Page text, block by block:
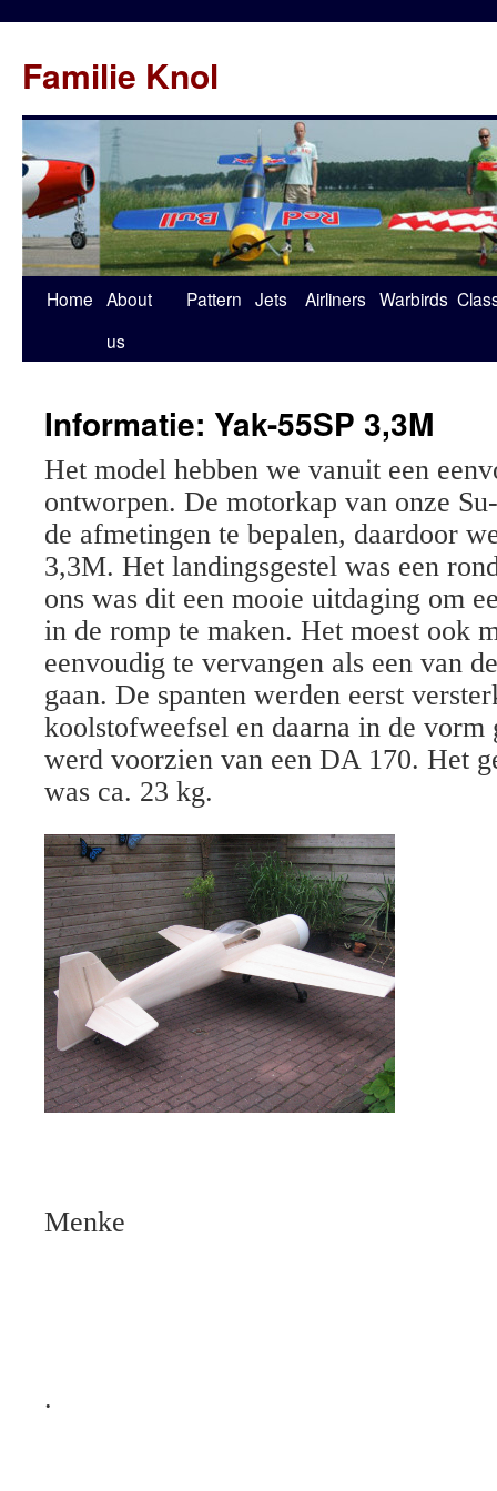
Familie Knol
Home About
us
Pattern Jets Airliners Warbirds
Informatie: Yak-55SP 3,3M
Het model hebben we vanuit een
ontworpen. De motorkap van onze
de afmetingen te bepalen, daardoor
3,3M. Het landingsgestel was een
ons was dit een mooie uitdaging om
in de romp te maken. Het moest ook
eenvoudig te vervangen als een van
gaan. De spanten werden eerst
koolstofweefsel en daarna in de vorm
werd voorzien van een DA 170. Het
was ca. 23 kg.
Menke
.